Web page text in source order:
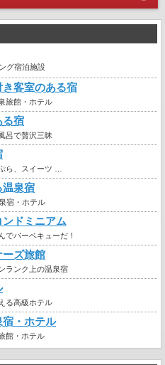
グ宿泊施設
客室のある宿
旅館・ホテル
る宿
呂で贅沢三昧
ら、スイーツ …
温泉宿
宿・ホテル
ドミニアム
でバーベキューだ！
ーズ旅館
ランク上の温泉宿
る高級ホテル
・ホテル
館・ホテル